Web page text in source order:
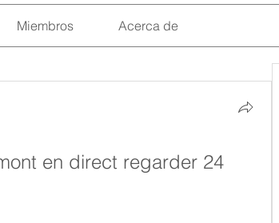
Miembros Acerca de
en direct regarder 24